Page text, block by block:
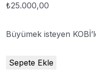
₺25.000,00
Büyümek isteyen
Sepete Ekle